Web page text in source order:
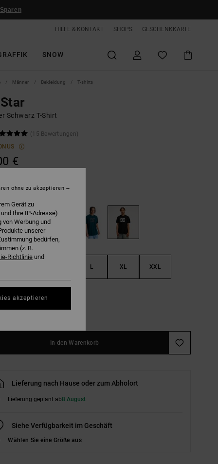
HILFE & KONTAKT SHOPS GESCHENKKARTE
SNOW
Männer Bekleidung T-shirts
Schwarz T-Shirt
(15 Bewertungen)
€
L XL XXL
In den Warenkorb
Lieferung nach Hause oder zum Abholort
Lieferung geplant ab8 August
Siehe Verfügbarkeit im Geschäft
Wählen Sie eine Größe aus
Gerät zu
Ihre IP-Adresse)
Werbung und
unserer
bedürfen,
(z. B.
Richtlinie und
ohne zu akzeptieren
akzeptieren